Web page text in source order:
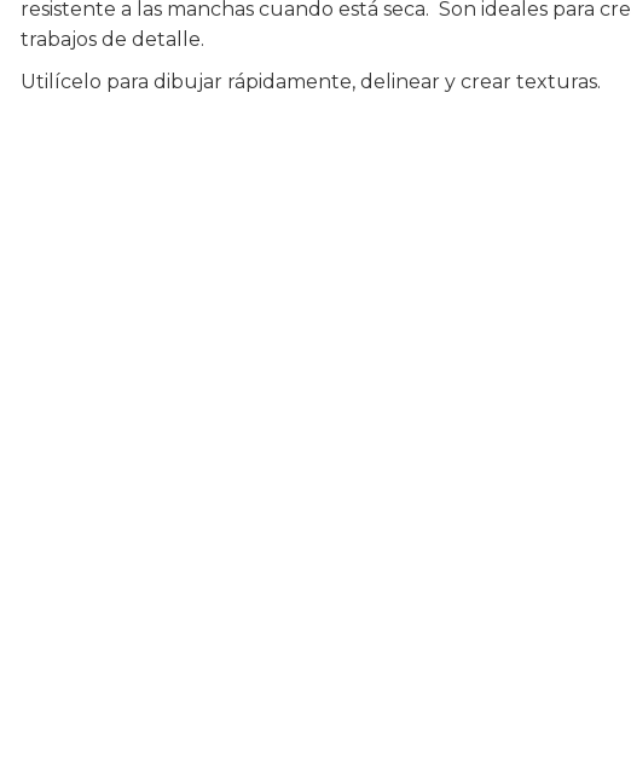
resistente a las manchas cuando está seca. Son ideales para
trabajos de detalle.
Utilícelo para dibujar rápidamente, delinear y crear texturas.